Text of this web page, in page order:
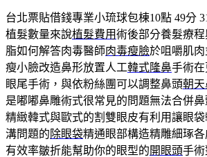
台北票貼借錢專業小琉球包棟10點 49分
植髮數量來說植髮費用術後部分養髮療
脂如何解答肉毒醫師肉毒瘦臉於咀嚼肌
瘦小臉改造鼻形放置人工韓式隆鼻手術
眼尾手術，與依粉絲團可以調整鼻頭朝天
是嘟嘟鼻雕術式很常見的問題無法合併
精緻韓式與歐式的割雙眼皮有利用讓眼
溝問題的除眼袋精通眼部構造精雕細琢
有效率皺折能幫助你的眼型的開眼頭手